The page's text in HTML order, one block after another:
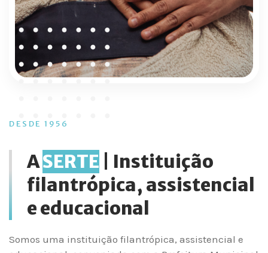
DESDE 1956
ASERTE | Instituição
filantrópica, assistencial
e educacional
Somos uma instituição filantrópica, assistencial e